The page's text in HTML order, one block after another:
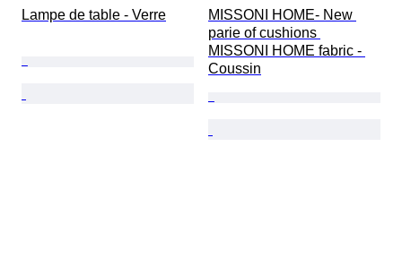
Lampe de table - Verre
MISSONI HOME- New
parie of cushions
MISSONI HOME fabric -
Coussin